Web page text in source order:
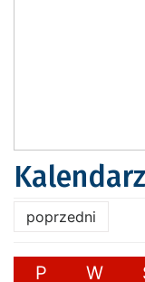
poprzedni
P W